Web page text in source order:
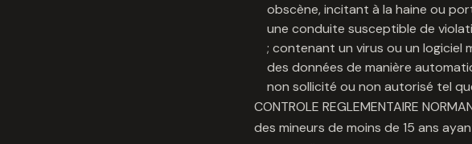
obscène, incitant à la haine ou
une conduite susceptible de
; contenant un virus ou un
des données de manière
non sollicité ou non autorisé tel
CONTROLE REGLEMENTAIRE
des mineurs de moins de 15 ans